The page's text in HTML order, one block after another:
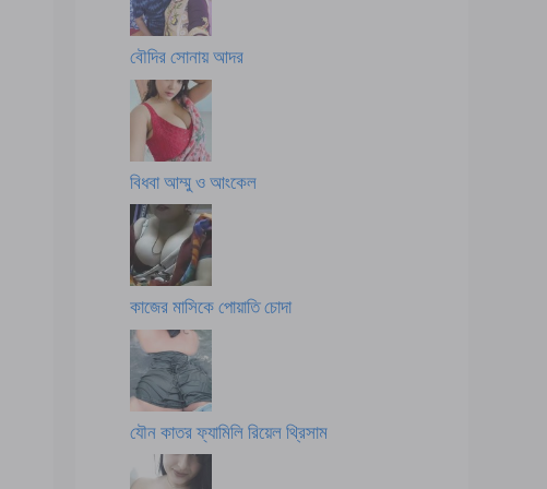
বৌদির সোনায় আদর
বিধবা আম্মু ও আংকেল
কাজের মাসিকে পোয়াতি চোদা
যৌন কাতর ফ্যামিলি রিয়েল থ্রিসাম